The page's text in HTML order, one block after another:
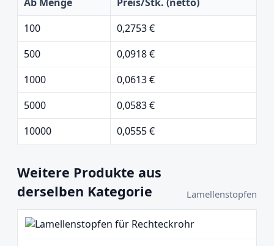
100
0,2753 €
500
0,0918 €
1000
0,0613 €
5000
0,0583 €
10000
0,0555 €
Weitere Produkte aus
derselben Kategorie
Lamellenstopfen